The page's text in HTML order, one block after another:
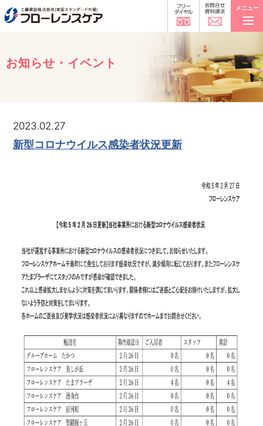
メニュー
お知らせ・イベント
2023.02.27
新型コロナウイルス感染者状況更新